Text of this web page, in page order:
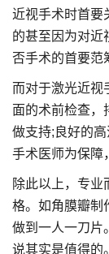
近视手术时首要
的甚至因为对近
否手术的首要范
而对于激光近视
面的术前检查，
做支持;良好的
手术医师为保障
除此以上，专业
格。如角膜瓣制
做到一人一刀片
说其实是值得的